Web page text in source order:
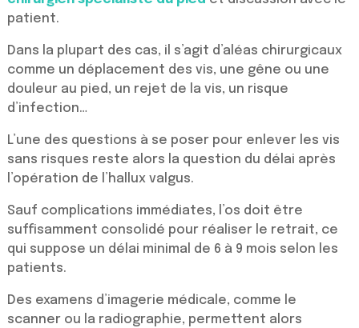
patient.
Dans la plupart des cas, il s’agit d’aléas chirurgicaux
comme un déplacement des vis, une gêne ou une
douleur au pied, un rejet de la vis, un risque
d’infection…
L’une des questions à se poser pour enlever les vis
sans risques reste alors la question du délai après
l’opération de l’hallux valgus.
Sauf complications immédiates, l’os doit être
suffisamment consolidé pour réaliser le retrait, ce
qui suppose un délai minimal de 6 à 9 mois selon les
patients.
Des examens d’imagerie médicale, comme le
scanner ou la radiographie, permettent alors